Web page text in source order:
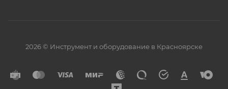
2026 © Инструмент и оборудование в Красноярске